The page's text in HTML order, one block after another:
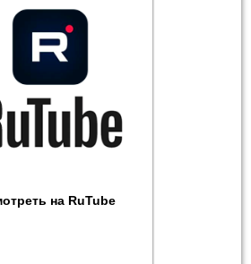
на RuTube